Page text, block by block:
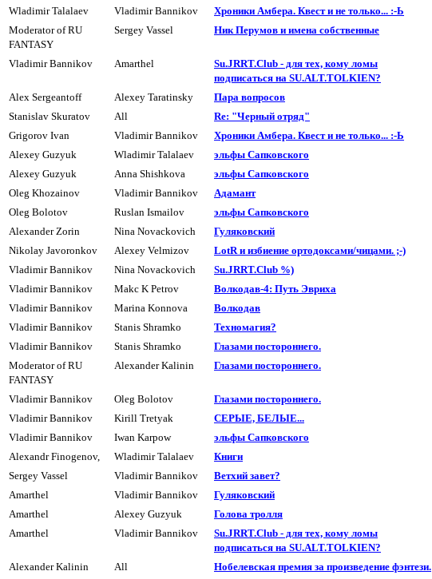
Wladimir Talalaev Vladimir Bannikov Хроники Амбера. Квест и не только... :-Ь
Moderator of RU
FANTASY
Sergey Vassel Hик Перумов и имена собственные
Vladimir Bannikov Amarthel
Su.JRRT.Club - для тех, кому ломы
подписаться на SU.ALT.TOLKIEN?
Alex Sergeantoff Alexey Taratinsky Паpа вопpосов
Stanislav Skuratov All Re: "Черный отряд"
Grigorov Ivan Vladimir Bannikov Хроники Амбера. Квест и не только... :-Ь
Alexey Guzyuk Wladimir Talalaev эльфы Сапковского
Alexey Guzyuk Anna Shishkova эльфы Сапковского
Oleg Khozainov Vladimir Bannikov Адамант
Oleg Bolotov Ruslan Ismailov эльфы Сапковского
Alexander Zorin Nina Novackovich Гуляковский
Nikolay Javoronkov Alexey Velmizov LotR и избиение ортодоксами/чицами. ;-)
Vladimir Bannikov Nina Novackovich Su.JRRT.Club %)
Vladimir Bannikov Makc K Petrov Волкодав-4: Путь Эвриха
Vladimir Bannikov Marina Konnova Волкодав
Vladimir Bannikov Stanis Shramko Техномагия?
Vladimir Bannikov Stanis Shramko Глазами постоpоннего.
Moderator of RU
FANTASY
Alexander Kalinin Глазами постоpоннего.
Vladimir Bannikov Oleg Bolotov Глазами постоpоннего.
Vladimir Bannikov Kirill Tretyak СЕРЫЕ, БЕЛЫЕ...
Vladimir Bannikov Iwan Karpow эльфы Сапковского
Alexandr Finogenov, Wladimir Talalaev Книги
Sergey Vassel Vladimir Bannikov Ветхий завет?
Amarthel Vladimir Bannikov Гуляковский
Amarthel Alexey Guzyuk Голова тpолля
Amarthel Vladimir Bannikov
Su.JRRT.Club - для тех, кому ломы
подписаться на SU.ALT.TOLKIEN?
Alexander Kalinin All Нобелевская премия за произведение фэнтези.